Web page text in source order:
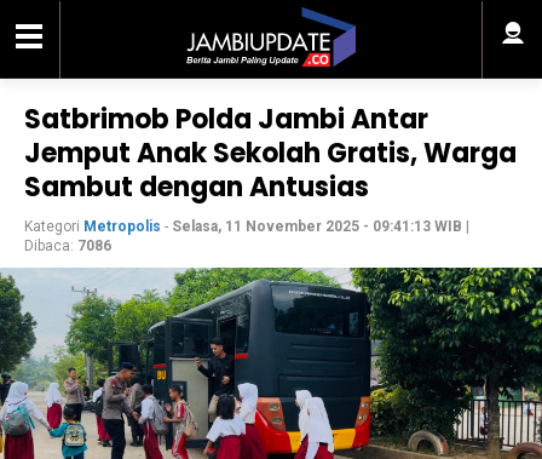
Satbrimob Polda Jambi Antar
Jemput Anak Sekolah Gratis, Warga
Sambut dengan Antusias
Kategori Metropolis - Selasa, 11 November 2025 - 09:41:13 WIB
Dibaca: 7086